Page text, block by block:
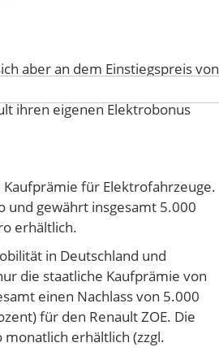
aber an dem Einstiegspreis von
beiden Hersteller ihren
ihren eigenen Elektrobonus
für Elektrofahrzeuge.
und gewährt insgesamt 5.000
erhältlich.
in Deutschland und
die staatliche Kaufprämie von
einen Nachlass von 5.000
für den Renault ZOE. Die
erhältlich (zzgl.